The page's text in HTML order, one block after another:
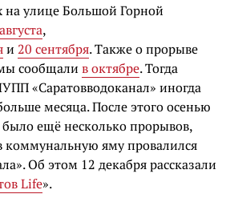
на улице Большой Горной
,
и 20 сентября.Также о прорыве
сообщали в октябре. Тогда
«Саратовводоканал» иногда
месяца. После этого осенью
ещё несколько прорывов,
коммунальную яму провалился
Об этом 12 декабря рассказали
Life».